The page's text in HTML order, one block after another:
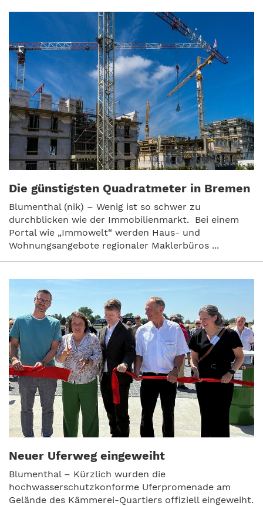
Die günstigsten Quadratmeter in Bremen
Blumenthal (nik) – Wenig ist so schwer zu
durchblicken wie der Immobilienmarkt. Bei einem
Portal wie „Immowelt“ werden Haus- und
Wohnungsangebote regionaler Maklerbüros ...
Neuer Uferweg eingeweiht
Blumenthal – Kürzlich wurden die
hochwasserschutzkonforme Uferpromenade am
Gelände des Kämmerei-Quartiers offiziell eingeweiht.